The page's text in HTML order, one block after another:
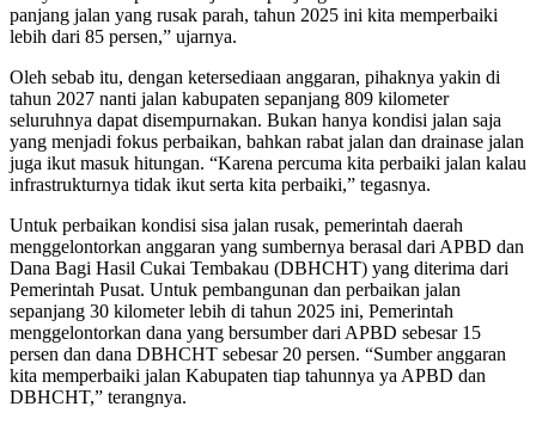
panjang jalan yang rusak parah, tahun 2025 ini kita memperbaiki
lebih dari 85 persen,” ujarnya.
Oleh sebab itu, dengan ketersediaan anggaran, pihaknya yakin di
tahun 2027 nanti jalan kabupaten sepanjang 809 kilometer
seluruhnya dapat disempurnakan. Bukan hanya kondisi jalan saja
yang menjadi fokus perbaikan, bahkan rabat jalan dan drainase jalan
juga ikut masuk hitungan. “Karena percuma kita perbaiki jalan kalau
infrastrukturnya tidak ikut serta kita perbaiki,” tegasnya.
Untuk perbaikan kondisi sisa jalan rusak, pemerintah daerah
menggelontorkan anggaran yang sumbernya berasal dari APBD dan
Dana Bagi Hasil Cukai Tembakau (DBHCHT) yang diterima dari
Pemerintah Pusat. Untuk pembangunan dan perbaikan jalan
sepanjang 30 kilometer lebih di tahun 2025 ini, Pemerintah
menggelontorkan dana yang bersumber dari APBD sebesar 15
persen dan dana DBHCHT sebesar 20 persen. “Sumber anggaran
kita memperbaiki jalan Kabupaten tiap tahunnya ya APBD dan
DBHCHT,” terangnya.